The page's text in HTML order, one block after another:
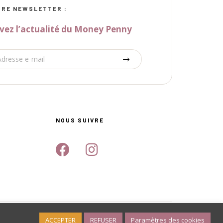
NEWSLETTER :
l’actualité du Money Penny
NOUS SUIVRE
ACCEPTER REFUSER Paramètres des cookies